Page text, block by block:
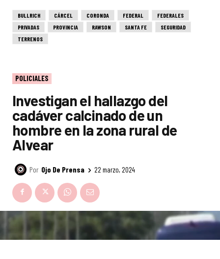
BULLRICH CÁRCEL CORONDA FEDERAL
FEDERALES
PRIVADAS
PROVINCIA RAWSON SANTA FE
SEGURIDAD
TERRENOS